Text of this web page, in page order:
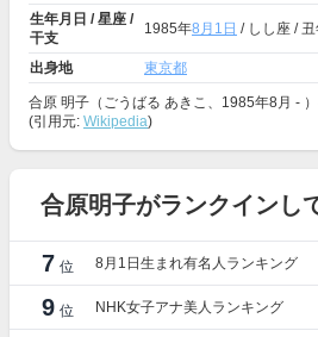
生年月日 / 星座 /
干支
1985年8月1日 / しし座 /
出身地 東京都
合原 明子（ごうばる あきこ、1985年8月 -
(引用元: Wikipedia)
合原明子がランクインし
7 位 8月1日生まれ有名人ランキング
9 位 NHK女子アナ美人ランキング